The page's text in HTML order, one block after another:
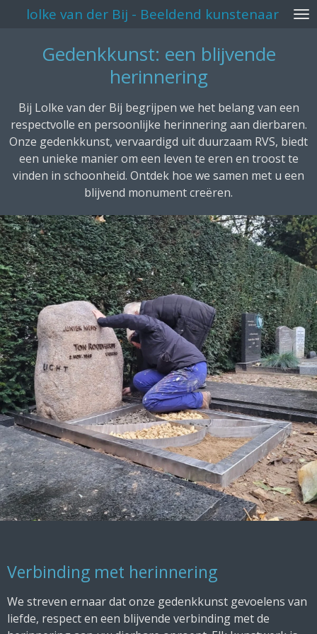
lolke van der Bij - Beeldend kunstenaar
Gedenkkunst: een blijvende
herinnering
Bij Lolke van der Bij begrijpen we het belang van een
respectvolle en persoonlijke herinnering aan dierbaren.
Onze gedenkkunst, vervaardigd uit duurzaam RVS, biedt
een unieke manier om een leven te eren en troost te
vinden in schoonheid. Ontdek hoe we samen met u een
blijvend monument creëren.
Verbinding met herinnering
We streven ernaar dat onze gedenkkunst gevoelens van
liefde, respect en een blijvende verbinding met de